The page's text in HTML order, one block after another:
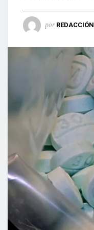
por REDACCIÓN